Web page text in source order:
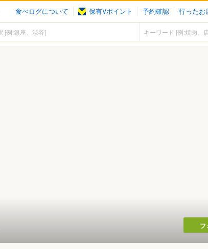
食べログについて 保有Vポイント 予約確認 行ったお
フ